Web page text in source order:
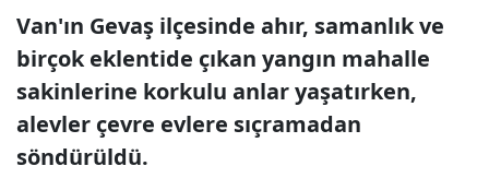
Van'ın Gevaş ilçesinde ahır, samanlık ve
birçok eklentide çıkan yangın mahalle
sakinlerine korkulu anlar yaşatırken,
alevler çevre evlere sıçramadan
söndürüldü.